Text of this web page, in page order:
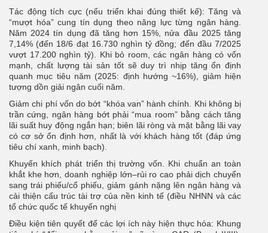
Tác động tích cực (nếu triển khai đúng thiết kế): Tăng và
“mượt hóa” cung tín dụng theo năng lực từng ngân hàng.
Năm 2024 tín dụng đã tăng hơn 15%, nửa đầu 2025 tăng
7,14% (đến 18/6 đạt 16.730 nghìn tỷ đồng; đến đầu 7/2025
vượt 17.200 nghìn tỷ). Khi bỏ room, các ngân hàng có vốn
mạnh, chất lượng tài sản tốt sẽ duy trì nhịp tăng ổn định
quanh mục tiêu năm (2025: định hướng ~16%), giảm hiện
tượng dồn giải ngân cuối năm.
Giảm chi phí vốn do bớt “khóa van” hành chính. Khi không bị
trần cứng, ngân hàng bớt phải “mua room” bằng cách tăng
lãi suất huy động ngắn hạn; biên lãi ròng và mặt bằng lãi vay
có cơ sở ổn định hơn, nhất là với khách hàng tốt (đáp ứng
tiêu chí xanh, minh bạch).
Khuyến khích phát triển thị trường vốn. Khi chuẩn an toàn
khắt khe hơn, doanh nghiệp lớn–rủi ro cao phải dịch chuyển
sang trái phiếu/cổ phiếu, giảm gánh nặng lên ngân hàng và
cải thiện cấu trúc tài trợ của nền kinh tế (điều NHNN và các
tổ chức quốc tế khuyến nghị
Điều kiện tiên quyết để các lợi ích này hiện thực hóa: Khung